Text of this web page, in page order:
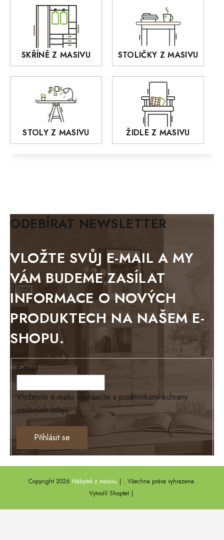
OLD STYLE
KANSAS
RETRO
MONET
OSLO
MODERN loft
BIANCA
BLACK VELVET
BELLUNO grafite
WESTERN
BERLIN
KOLMAR
TOSKANIA
LOUISIANA
Tello
Loriano
EXCLUSIVE
TEXAS
ANNY
DEL SOL
SKŘÍNĚ Z MASIVU STOLIČKY Z MASIVU
STOLY Z MASIVU ŽIDLE Z MASIVU
ODEBÍRAT NEWSLETTER
VLOŽTE SVŮJ E-MAIL A MY
VÁM BUDEME ZASÍLAT
INFORMACE O NOVÝCH
PRODUKTECH NA NAŠEM E-
SHOPU.
E-mail
Vložením e-mailu souhlasíte s podmínkami ochrany
osobních údajů
Přihlásit se
Vytvořil Shoptet
Copyright 2026 Nábytek z masivu . Všechna práva vyhrazena.